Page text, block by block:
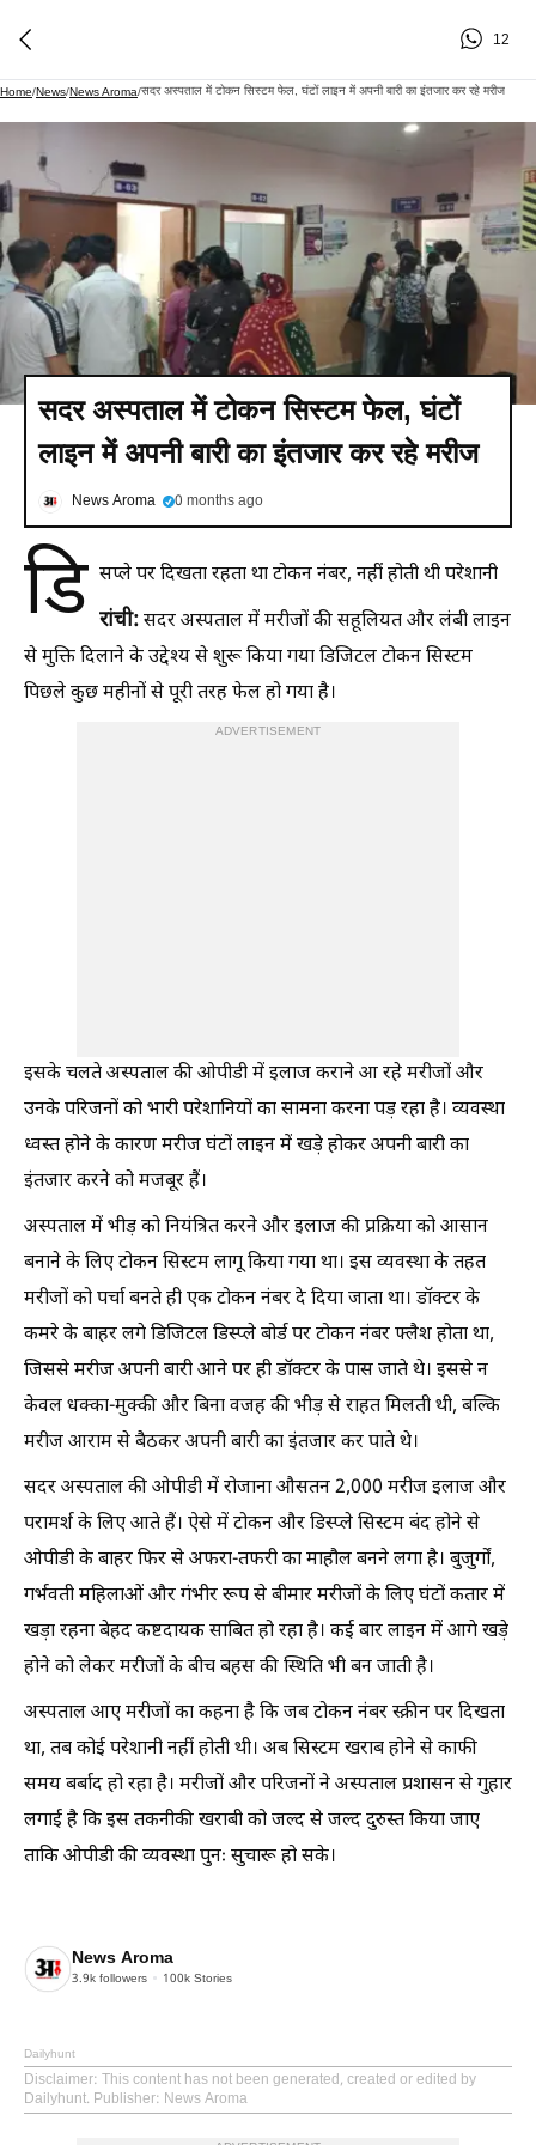
12
Home/News/News Aroma/सदर अस्पताल में टोकन सिस्टम फेल, घंटों लाइन में अपनी बारी का इंतजार कर रहे मरीज
सदर अस्पताल में टोकन सिस्टम फेल, घंटों
लाइन में अपनी बारी का इंतजार कर रहे मरीज
News Aroma 0 months ago
डि सप्ले पर दिखता रहता था टोकन नंबर, नहीं होती थी परेशानी
रांची:सदर अस्पताल में मरीजों की सहूलियत और लंबी लाइन
से मुक्ति दिलाने के उद्देश्य से शुरू किया गया डिजिटल टोकन सिस्टम
पिछले कुछ महीनों से पूरी तरह फेल हो गया है।
ADVERTISEMENT
इसके चलते अस्पताल की ओपीडी में इलाज कराने आ रहे मरीजों और
उनके परिजनों को भारी परेशानियों का सामना करना पड़ रहा है। व्यवस्था
ध्वस्त होने के कारण मरीज घंटों लाइन में खड़े होकर अपनी बारी का
इंतजार करने को मजबूर हैं।
अस्पताल में भीड़ को नियंत्रित करने और इलाज की प्रक्रिया को आसान
बनाने के लिए टोकन सिस्टम लागू किया गया था। इस व्यवस्था के तहत
मरीजों को पर्चा बनते ही एक टोकन नंबर दे दिया जाता था। डॉक्टर के
कमरे के बाहर लगे डिजिटल डिस्प्ले बोर्ड पर टोकन नंबर फ्लैश होता था,
जिससे मरीज अपनी बारी आने पर ही डॉक्टर के पास जाते थे। इससे न
केवल धक्का-मुक्की और बिना वजह की भीड़ से राहत मिलती थी, बल्कि
मरीज आराम से बैठकर अपनी बारी का इंतजार कर पाते थे।
सदर अस्पताल की ओपीडी में रोजाना औसतन 2,000 मरीज इलाज और
परामर्श के लिए आते हैं। ऐसे में टोकन और डिस्प्ले सिस्टम बंद होने से
ओपीडी के बाहर फिर से अफरा-तफरी का माहौल बनने लगा है। बुजुर्गों,
गर्भवती महिलाओं और गंभीर रूप से बीमार मरीजों के लिए घंटों कतार में
खड़ा रहना बेहद कष्टदायक साबित हो रहा है। कई बार लाइन में आगे खड़े
होने को लेकर मरीजों के बीच बहस की स्थिति भी बन जाती है।
अस्पताल आए मरीजों का कहना है कि जब टोकन नंबर स्क्रीन पर दिखता
था, तब कोई परेशानी नहीं होती थी। अब सिस्टम खराब होने से काफी
समय बर्बाद हो रहा है। मरीजों और परिजनों ने अस्पताल प्रशासन से गुहार
लगाई है कि इस तकनीकी खराबी को जल्द से जल्द दुरुस्त किया जाए
ताकि ओपीडी की व्यवस्था पुनः सुचारू हो सके।
News Aroma
3.9k followers 100k Stories
Dailyhunt
Disclaimer: This content has not been generated, created or edited by
Dailyhunt. Publisher: News Aroma